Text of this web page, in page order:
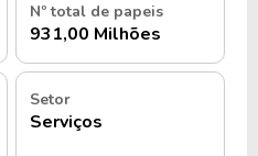
Nº total de papeis
931,00 Milhões
Setor
Serviços